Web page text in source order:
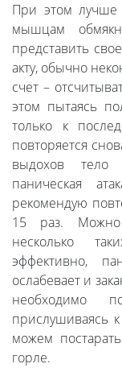
При этом лучше
мышцам
представить
акту, обычно
счет –
этом пытаясь
только к
повторяется
выдохов тело
паническая
рекомендую
15 раз. Можно
несколько
эффективно,
ослабевает и
необходимо
прислушиваясь
можем
горле.